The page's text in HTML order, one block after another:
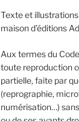
Texte et
maison d’éditions
Aux termes du
toute reproduction
partielle, faite par
(reprographie,
numérisation…)